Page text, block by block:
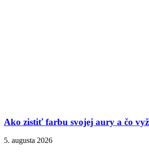
Ako zistiť farbu svojej aury a čo
5. augusta 2026